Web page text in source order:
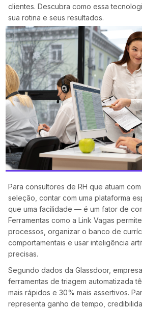
clientes. Descubra como essa
sua rotina e seus resultados.
Para consultores de RH que atuam
seleção, contar com uma plataforma
que uma facilidade — é um fator de
Ferramentas como a Link Vagas
processos, organizar o banco de
comportamentais e usar inteligência
precisas.
Segundo dados da Glassdoor,
ferramentas de triagem automatizada
mais rápidos e 30% mais assertivos.
representa ganho de tempo,